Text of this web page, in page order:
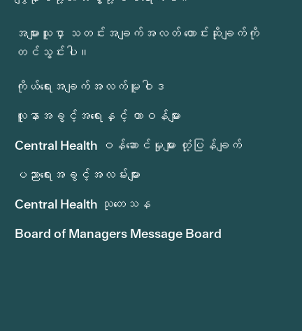
အများသူငှာ သတင်းအချက်အလတ် တောင်းဆိုချက်ကို
တင်သွင်းပါ။
ကိုယ်ရေးအချက်အလက်မူဝါဒ
လူနာအခွင့်အရေးနှင့် တာဝန်များ
Central Health ဝန်ဆောင်မှုများ တုံ့ပြန်ချက်
ပညာရေးအခွင့်အလမ်းများ
Central Health သုတေသန
Board of Managers Message Board